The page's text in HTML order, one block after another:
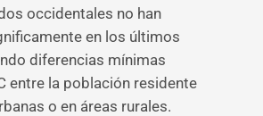
occidentales no han
en los últimos
diferencias mínimas
entre la población residente
o en áreas rurales.